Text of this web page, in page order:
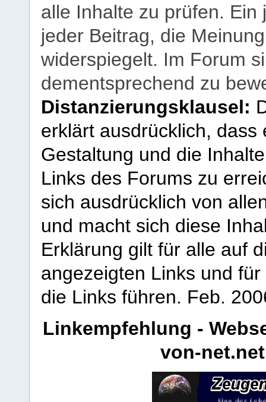
alle Inhalte zu prüfen.
jeder Beitrag, die
widerspiegelt. Im Forum
dementsprechend zu
Distanzierungsklausel:
erklärt ausdrücklich,
Gestaltung und die
Links des Forums zu
sich ausdrücklich von
und macht sich diese
Erklärung gilt für alle auf
angezeigten Links und
die Links führen. Feb.
Linkempfehlung -
von-net.net